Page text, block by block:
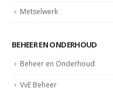
Metselwerk
BEHEER EN ONDERHOUD
Beheer en Onderhoud
VvE Beheer